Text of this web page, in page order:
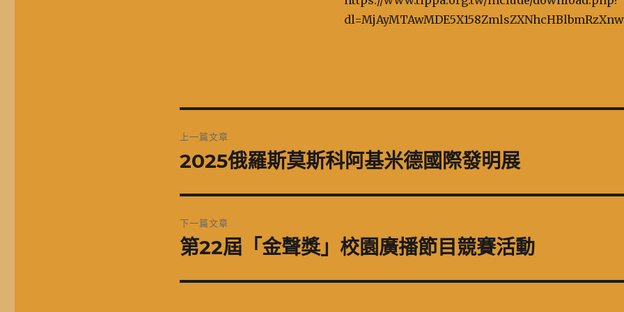
章
上一篇文章
上
篇
文
章:
2025俄羅斯莫斯科阿基米德國際發明展
下一篇文章
下
篇
第22屆「金聲獎」校園廣播節目競賽活動